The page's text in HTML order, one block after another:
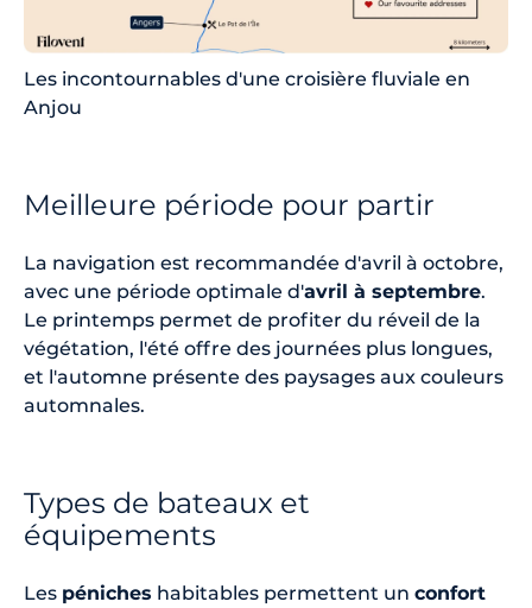
Les incontournables d'une croisière fluviale en
Anjou
Meilleure période pour partir
La navigation est recommandée d'avril à octobre,
avec une période optimale d'avril à septembre.
Le printemps permet de profiter du réveil de la
végétation, l'été offre des journées plus longues,
et l'automne présente des paysages aux couleurs
automnales.
Types de bateaux et
équipements
Les péniches habitables permettent un confort